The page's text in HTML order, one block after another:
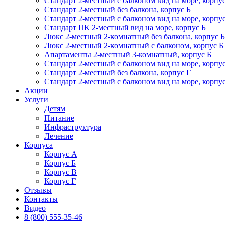
Стандарт 2-местный без балкона, корпус Б
Стандарт 2-местный с балконом вид на море,
Стандарт ПК 2-местный вид на море, корпус Б
Люкс 2-местный 2-комнатный без балкона, корпус Б
Люкс 2-местный 2-комнатный с балконом, корпус Б
Апартаменты 2-местный 3-комнатный, корпус Б
Стандарт 2-местный с балконом вид на море,
Стандарт 2-местный без балкона, корпус Г
Стандарт 2-местный с балконом вид на море,
Акции
Услуги
Детям
Питание
Инфраструктура
Лечение
Корпуса
Корпус А
Корпус Б
Корпус В
Корпус Г
Отзывы
Контакты
Видео
8 (800) 555-35-46